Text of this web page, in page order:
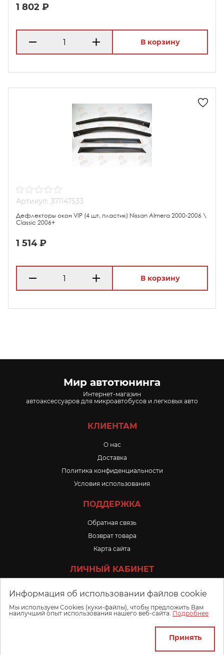
1 802 ₽
В корзину
Артикул: 371147533
Дефлекторы окон VIP (4 шт, пластик) Nissan Almera 2000-2006 \
Classic 2006+
1 514 ₽
В корзину
Мир автотюнинга
Интернет-магазин
автоаксессуаров для микроавтобусов и легковых авто
КЛИЕНТАМ
O нас
Доставка
Политика конфиденциальности
Условия использования
ПОДДЕРЖКА
Обратная связь
Возврат товара
Карта сайта
ЛИЧНЫЙ КАБИНЕТ
Избранное
Информация об использовании файлов cookie
Мы используем Cookies (куки-файлы), чтобы предложить Вам
наилучший опыт использования нашего веб-сайта. Подробнее
Принять